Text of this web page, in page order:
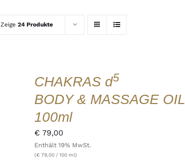
Zeige 24 Produkte
CHAKRAS d5
BODY & MASSAGE OIL
100ml
€79,00
Enthält 19% MwSt.
(€79,00/ 100 ml)